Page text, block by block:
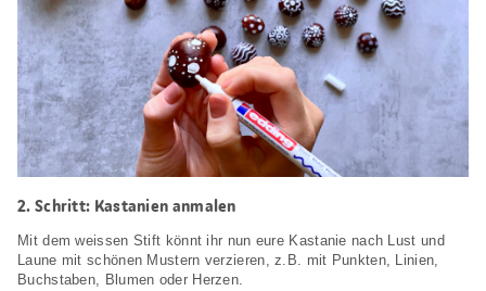
Schritt: Kastanien anmalen
Mit dem weissen Stift könnt ihr nun eure Kastanie nach Lust und
Laune mit schönen Mustern verzieren, z.B. mit Punkten, Linien,
Buchstaben, Blumen oder Herzen.